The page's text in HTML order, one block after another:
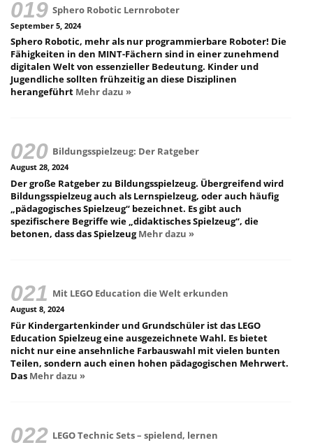
Sphero Robotic Lernroboter
September 5, 2024
Sphero Robotic, mehr als nur programmierbare Roboter! Die
Fähigkeiten in den MINT-Fächern sind in einer zunehmend
digitalen Welt von essenzieller Bedeutung. Kinder und
Jugendliche sollten frühzeitig an diese Disziplinen
herangeführt Mehr dazu »
Bildungsspielzeug: Der Ratgeber
August 28, 2024
Der große Ratgeber zu Bildungsspielzeug. Übergreifend wird
Bildungsspielzeug auch als Lernspielzeug, oder auch häufig
„pädagogisches Spielzeug“ bezeichnet. Es gibt auch
spezifischere Begriffe wie „didaktisches Spielzeug“, die
betonen, dass das SpielzeugMehr dazu »
Mit LEGO Education die Welt erkunden
August 8, 2024
Für Kindergartenkinder und Grundschüler ist das LEGO
Education Spielzeug eine ausgezeichnete Wahl. Es bietet
nicht nur eine ansehnliche Farbauswahl mit vielen bunten
Teilen, sondern auch einen hohen pädagogischen Mehrwert.
Das Mehr dazu »
LEGO Technic Sets – spielend, lernen